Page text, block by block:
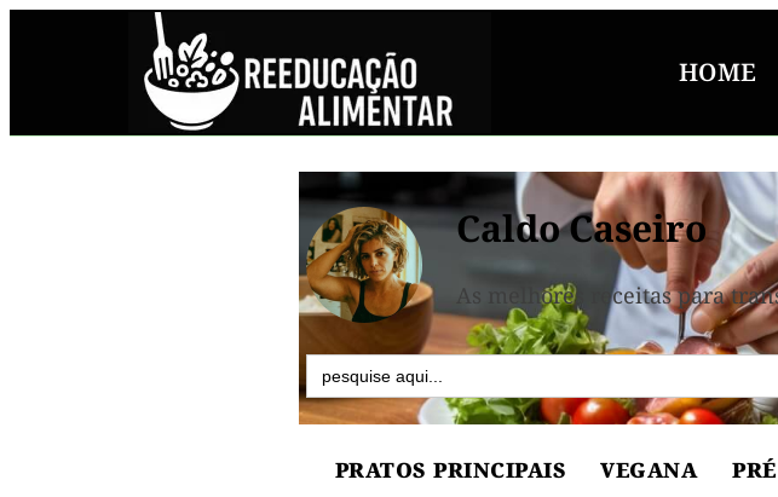
HOME
Caldo Caseiro
As melhores receitas para
Search
for:
PRATOS PRINCIPAIS VEGANA